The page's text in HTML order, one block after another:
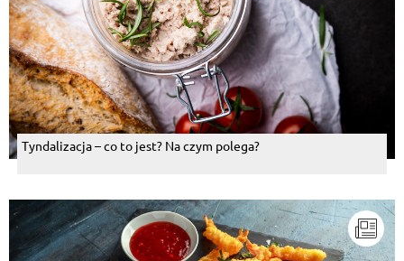
Tyndalizacja – co to jest? Na czym polega?